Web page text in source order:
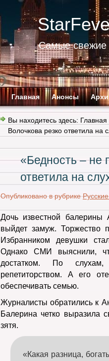
Самые свежие
Главная Анонсы
Вы находитесь здесь: Главная
Волочкова резко ответила на
«Бедность – не
ответила на
Опубликовано в рубрике
Дочь известной балерины
выйдет замуж. Торжество
Избранником девушки
Однако СМИ выяснили,
достатком. По
репетиторством. А его
обеспечивать семью.
Журналисты обратились к
Балерина четко выразила
зятя.
«Какая разница,